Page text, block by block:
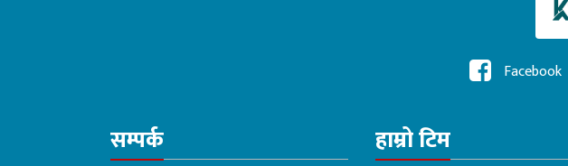
Facebook
सम्पर्क हाम्रो टिम